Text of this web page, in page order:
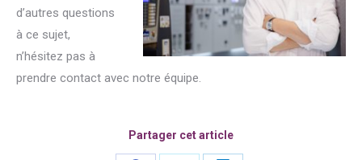
d’autres questions
à ce sujet,
n’hésitez pas à
prendre contact avec notre équipe.
Partager cet article